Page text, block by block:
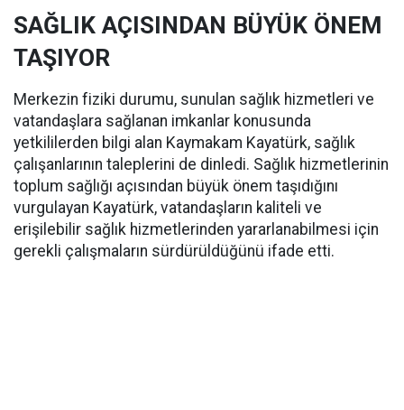
SAĞLIK AÇISINDAN BÜYÜK ÖNEM
TAŞIYOR
Merkezin fiziki durumu, sunulan sağlık hizmetleri ve
vatandaşlara sağlanan imkanlar konusunda
yetkililerden bilgi alan Kaymakam Kayatürk, sağlık
çalışanlarının taleplerini de dinledi. Sağlık hizmetlerinin
toplum sağlığı açısından büyük önem taşıdığını
vurgulayan Kayatürk, vatandaşların kaliteli ve
erişilebilir sağlık hizmetlerinden yararlanabilmesi için
gerekli çalışmaların sürdürüldüğünü ifade etti.